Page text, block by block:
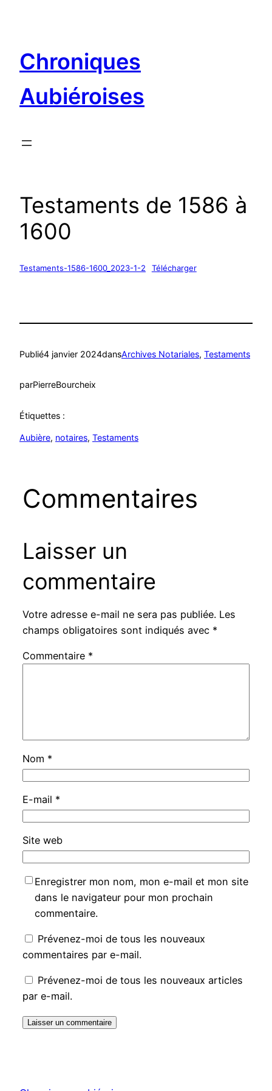
Chroniques
Aubiéroises
Testaments de 1586 à
1600
Testaments-1586-1600_2023-1-2 Télécharger
Publié4 janvier 2024dansArchives Notariales, Testaments
parPierreBourcheix
Étiquettes :
Aubière, notaires, Testaments
Commentaires
Laisser un
commentaire
Votre adresse e-mail ne sera pas publiée. Les
champs obligatoires sont indiqués avec *
Commentaire *
Nom *
E-mail *
Site web
Enregistrer mon nom, mon e-mail et mon site
dans le navigateur pour mon prochain
commentaire.
Prévenez-moi de tous les nouveaux
commentaires par e-mail.
Prévenez-moi de tous les nouveaux articles
par e-mail.